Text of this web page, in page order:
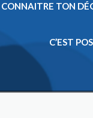
CONNAITRE TON
C’EST